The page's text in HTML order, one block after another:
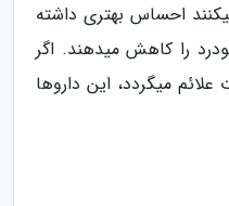
احساس بهتری داشته
را کاهش میدهند. اگر
میگردد، این داروها